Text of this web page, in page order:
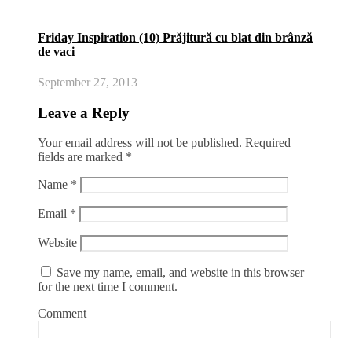
Friday Inspiration (10) Prăjitură cu blat din brânză
de vaci
September 27, 2013
Leave a Reply
Your email address will not be published. Required
fields are marked *
Name *
Email *
Website
Save my name, email, and website in this browser
for the next time I comment.
Comment